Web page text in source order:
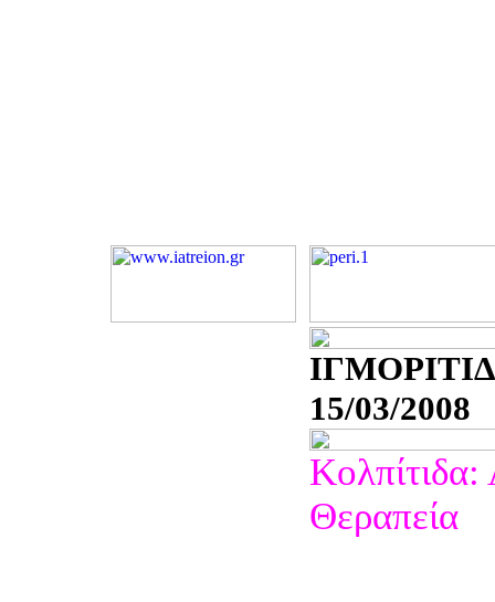
15/03/2008
Κολπίτιδα:
Θεραπεία